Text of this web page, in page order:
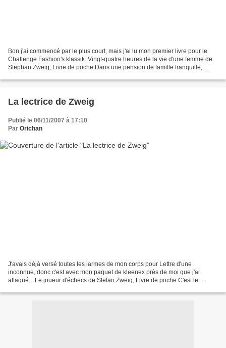
Bon j'ai commencé par le plus court, mais j'ai lu mon premier livre pour le
Challenge Fashion's klassik. Vingt-quatre heures de la vie d'une femme de
Stephan Zweig, Livre de poche Dans une pension de famille tranquille,
La lectrice de Zweig
Publié le 06/11/2007 à 17:10
Par Orichan
J'avais déjà versé toutes les larmes de mon corps pour Lettre d'une
inconnue, donc c'est avec mon paquet de kleenex près de moi que j'ai
attaqué... Le joueur d'échecs de Stefan Zweig, Livre de poche C'est le